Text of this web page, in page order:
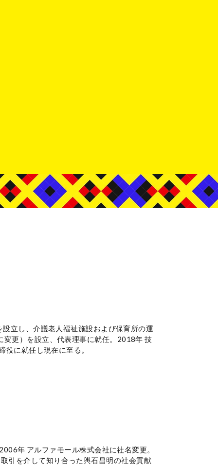
⽴し、介護⽼⼈福祉施設および保育所の運
更）を設⽴、代表理事に就任。2018年 技
に就任し現在に⾄る。
年 アルファモール株式会社に社名変更。
引を介して知り合った輿⽯昌明の社会貢献